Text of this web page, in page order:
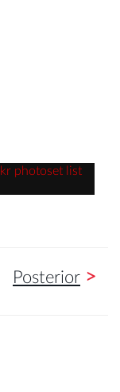
photoset list
Posterior >